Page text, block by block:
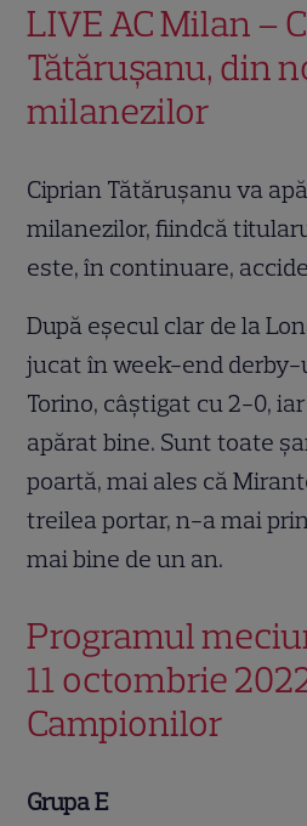
LIVE AC Milan –
Tătăruşanu, din
milanezilor
Ciprian Tătăruşanu va
milanezilor, fiindcă
este, în continuare,
După eşecul clar de la
jucat în week-end derby-
Torino, câştigat cu 2-0,
apărat bine. Sunt toate
poartă, mai ales că
treilea portar, n-a mai
mai bine de un an.
Programul
11 octombrie
Campionilor
Grupa E